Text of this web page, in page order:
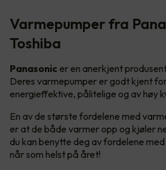
Varmepumper fra
Toshiba
Panasonic er en anerkjent
Deres varmepumper er godt kjent
energieffektive, pålitelige og av høy
En av de største fordelene med
er at de både varmer opp og kjøler
du kan benytte deg av fordelene
når som helst på året!